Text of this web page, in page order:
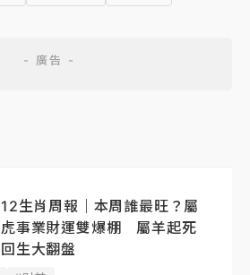
12生肖周報｜本周誰最旺？屬
虎事業財運雙爆棚 屬羊起死
回生大翻盤